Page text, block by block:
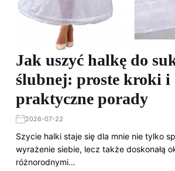
Jak uszyć halkę do
ślubnej: proste kroki i
praktyczne porady
2026-07-22
Szycie halki staje się dla mnie nie tylko
wyrażenie siebie, lecz także doskonałą
różnorodnymi…